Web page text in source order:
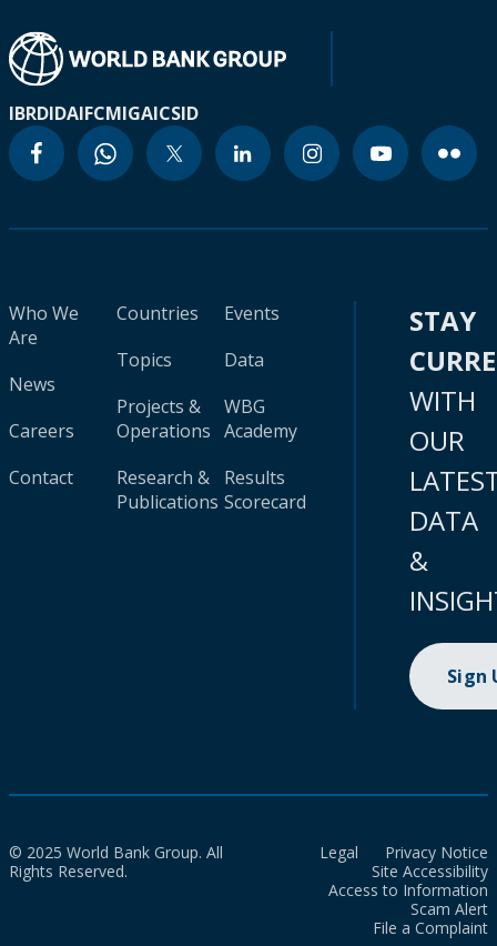
IBRDIDAIFCMIGAICSID
Who We
Are
News
Careers
Contact
Countries
Topics
Projects &
Operations
Research &
Publications
Events
Data
WBG
Academy
Results
Scorecard
STAY
WITH
OUR
DATA
&
Sign
© 2025 World Bank Group. All
Rights Reserved.
Legal
Privacy Notice
Site Accessibility
Access to Information
Scam Alert
File a Complaint